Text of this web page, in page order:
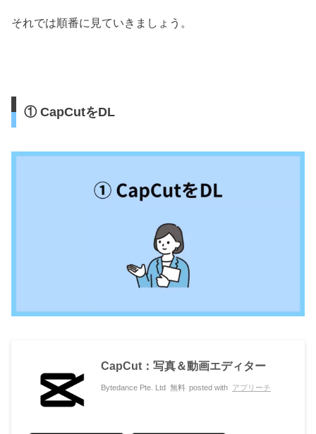
それでは順番に見ていきましょう。
① CapCutをDL
CapCut：写真＆動画エディター
Bytedance Pte. Ltd 無料 posted with アプリーチ